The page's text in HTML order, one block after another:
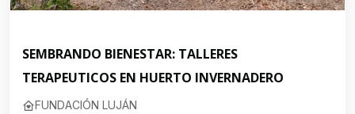
SEMBRANDO BIENESTAR: TALLERES
TERAPEUTICOS EN HUERTO INVERNADERO
FUNDACIÓN LUJÁN